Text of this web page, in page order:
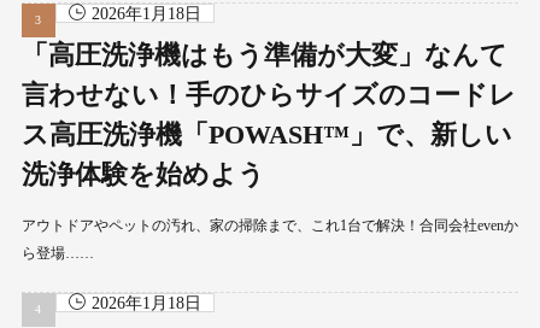
2026年1月18日
「高圧洗浄機はもう準備が大変」なんて
言わせない！手のひらサイズのコードレ
ス高圧洗浄機「POWASH™」で、新しい
洗浄体験を始めよう
アウトドアやペットの汚れ、家の掃除まで、これ1台で解決！合同会社evenか
ら登場……
2026年1月18日